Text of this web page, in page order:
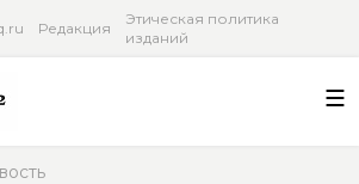
Редакция
Этическая политика
изданий